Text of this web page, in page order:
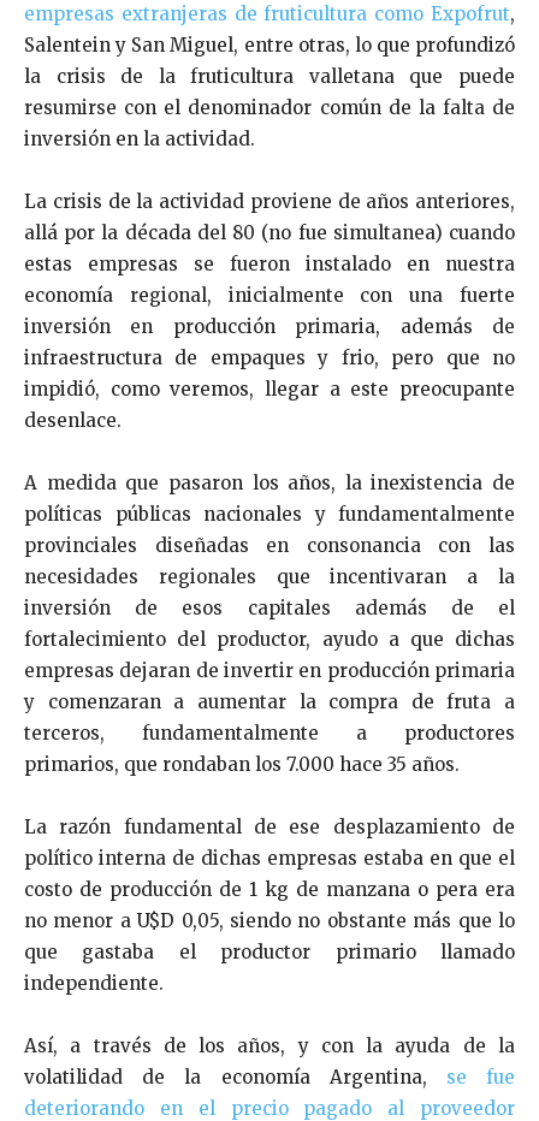
empresas extranjeras de fruticultura como Expofrut,
Salentein y San Miguel, entre otras, lo que profundizó
la crisis de la fruticultura valletana que puede
resumirse con el denominador común de la falta de
inversión en la actividad.
La crisis de la actividad proviene de años anteriores,
allá por la década del 80 (no fue simultanea) cuando
estas empresas se fueron instalado en nuestra
economía regional, inicialmente con una fuerte
inversión en producción primaria, además de
infraestructura de empaques y frio, pero que no
impidió, como veremos, llegar a este preocupante
desenlace.
A medida que pasaron los años, la inexistencia de
políticas públicas nacionales y fundamentalmente
provinciales diseñadas en consonancia con las
necesidades regionales que incentivaran a la
inversión de esos capitales además de el
fortalecimiento del productor, ayudo a que dichas
empresas dejaran de invertir en producción primaria
y comenzaran a aumentar la compra de fruta a
terceros, fundamentalmente a productores
primarios, que rondaban los 7.000 hace 35 años.
La razón fundamental de ese desplazamiento de
político interna de dichas empresas estaba en que el
costo de producción de 1 kg de manzana o pera era
no menor a U$D 0,05, siendo no obstante más que lo
que gastaba el productor primario llamado
independiente.
Así, a través de los años, y con la ayuda de la
volatilidad de la economía Argentina, se fue
deteriorando en el precio pagado al proveedor